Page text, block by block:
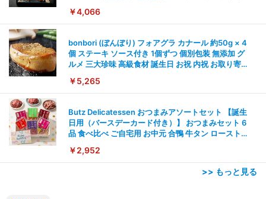
R
￥4,066
bonbori (ぼんぼり) フォアグラ カナール 約50g × 4
個 ステーキ ソース付き 1個ずつ 個別包装 無添加 グ
ルメ 三大珍味 高級食材 誕生日 お祝 内祝 お取り寄せ
￥5,265
Butz Delicatessen おつまみアソートセット 【誕生
日用（バースデーカード付き）】 おつまみセット 6
品 食べ比べ ご自宅用 お中元 合鴨 牛タン ローストビ
取り寄せ 肉 国産 ビール オードブル 3000円
￥2,952
>> もっと見る